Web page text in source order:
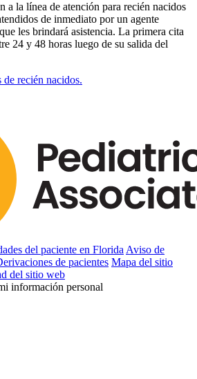
a la línea de atención para recién nacidos
de inmediato por un agente
les brindará asistencia. La primera cita
24 y 48 horas luego de su salida del
recién nacidos.
del paciente en Florida Aviso de
de pacientes Mapa del sitio
del sitio web
información personal